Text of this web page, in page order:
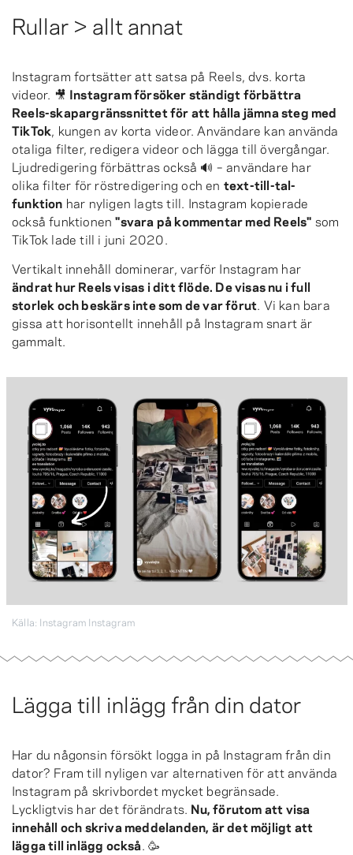
Rullar > allt annat
Instagram fortsätter att satsa på Reels, dvs. korta
videor. 🎥 Instagram försöker ständigt förbättra
Reels-skapargränssnittet för att hålla jämna steg med
TikTok, kungen av korta videor. Användare kan använda
otaliga filter, redigera videor och lägga till övergångar.
Ljudredigering förbättras också 🔊 – användare har
olika filter för röstredigering och en text-till-tal-
funktion har nyligen lagts till. Instagram kopierade
också funktionen"svara på kommentar med Reels" som
TikTok lade till i juni 2020.
Vertikalt innehåll dominerar, varför Instagram har
ändrat hur Reels visas i ditt flöde. De visas nu i full
storlek och beskärs inte som de var förut. Vi kan bara
gissa att horisontellt innehåll på Instagram snart är
gammalt.
Källa: Instagram Instagram
Lägga till inlägg från din dator
Har du någonsin försökt logga in på Instagram från din
dator? Fram till nyligen var alternativen för att använda
Instagram på skrivbordet mycket begränsade.
Lyckligtvis har det förändrats. Nu, förutom att visa
innehåll och skriva meddelanden, är det möjligt att
lägga till inlägg också. 🥳